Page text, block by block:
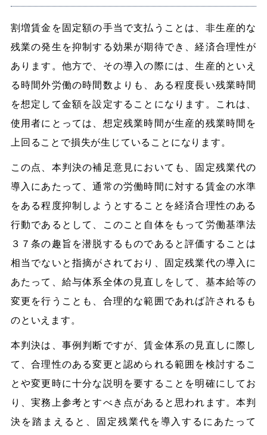
割増賃金を固定額の手当で支払うことは、非生産的な
残業の発生を抑制する効果が期待でき、経済合理性が
あります。他方で、その導入の際には、生産的といえ
る時間外労働の時間数よりも、ある程度長い残業時間
を想定して金額を設定することになります。これは、
使用者にとっては、想定残業時間が生産的残業時間を
上回ることで損失が生じていることになります。
この点、本判決の補足意見においても、固定残業代の
導入にあたって、通常の労働時間に対する賃金の水準
をある程度抑制しようとすることを経済合理性のある
行動であるとして、このこと自体をもって労働基準法
３７条の趣旨を潜脱するものであると評価することは
相当でないと指摘がされており、固定残業代の導入に
あたって、給与体系全体の見直しをして、基本給等の
変更を行うことも、合理的な範囲であれば許されるも
のといえます。
本判決は、事例判断ですが、賃金体系の見直しに際し
て、合理性のある変更と認められる範囲を検討するこ
とや変更時に十分な説明を要することを明確にしてお
り、実務上参考とすべき点があると思われます。本判
決を踏まえると、固定残業代を導入するにあたって